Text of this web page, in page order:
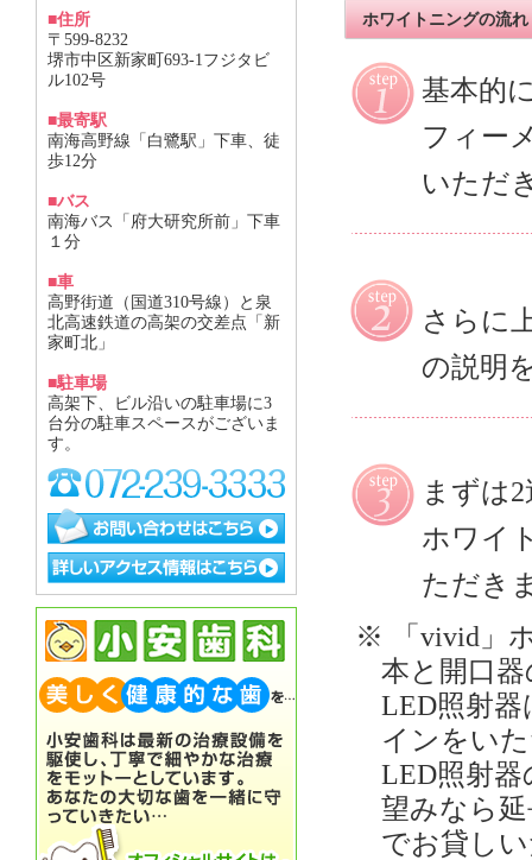
ホワイトニングの流れ
基本的
フィー
いただ
さらに
の説明
まずは
ホワイ
ただき
※
「vivid」
本と開口
LED照射
インをい
LED照射
望みなら
でお貸し
■住所
〒599-8232
堺市中区新家町693-1フジタビ
ル102号
■最寄駅
南海高野線「白鷺駅」下車、徒
歩12分
■バス
南海バス「府大研究所前」下車
１分
■車
高野街道（国道310号線）と泉
北高速鉄道の高架の交差点「新
家町北」
■駐車場
高架下、ビル沿いの駐車場に3
台分の駐車スペースがございま
す。